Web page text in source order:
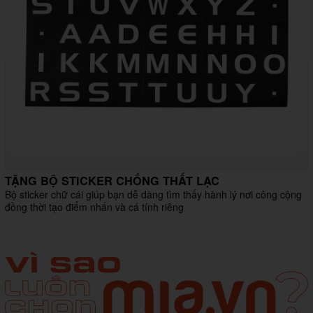
TẶNG BỘ STICKER CHỐNG THẤT LẠC
Bộ sticker chữ cái giúp bạn dễ dàng tìm thấy hành lý nơi công cộng
đồng thời tạo điểm nhấn và cá tính riêng